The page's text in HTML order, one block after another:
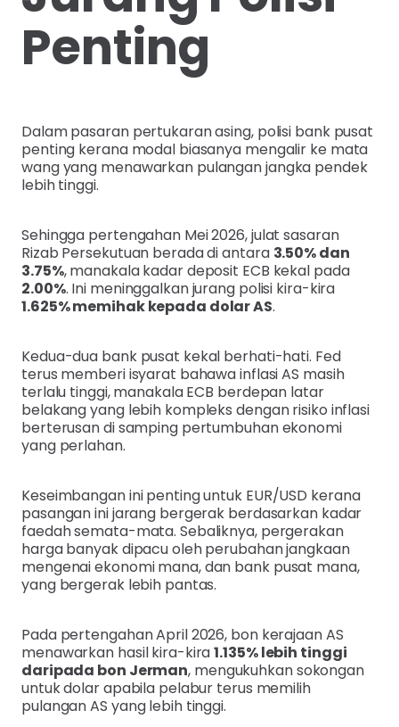
Penting
Dalam pasaran pertukaran asing, polisi bank pusat
penting kerana modal biasanya mengalir ke mata
wang yang menawarkan pulangan jangka pendek
lebih tinggi.
Sehingga pertengahan Mei 2026, julat sasaran
Rizab Persekutuan berada di antara 3.50% dan
3.75%, manakala kadar deposit ECB kekal pada
2.00%. Ini meninggalkan jurang polisi kira-kira
1.625% memihak kepada dolar AS.
Kedua-dua bank pusat kekal berhati-hati. Fed
terus memberi isyarat bahawa inflasi AS masih
terlalu tinggi, manakala ECB berdepan latar
belakang yang lebih kompleks dengan risiko inflasi
berterusan di samping pertumbuhan ekonomi
yang perlahan.
Keseimbangan ini penting untuk EUR/USD kerana
pasangan ini jarang bergerak berdasarkan kadar
faedah semata-mata. Sebaliknya, pergerakan
harga banyak dipacu oleh perubahan jangkaan
mengenai ekonomi mana, dan bank pusat mana,
yang bergerak lebih pantas.
Pada pertengahan April 2026, bon kerajaan AS
menawarkan hasil kira-kira1.135% lebih tinggi
daripada bon Jerman, mengukuhkan sokongan
untuk dolar apabila pelabur terus memilih
pulangan AS yang lebih tinggi.